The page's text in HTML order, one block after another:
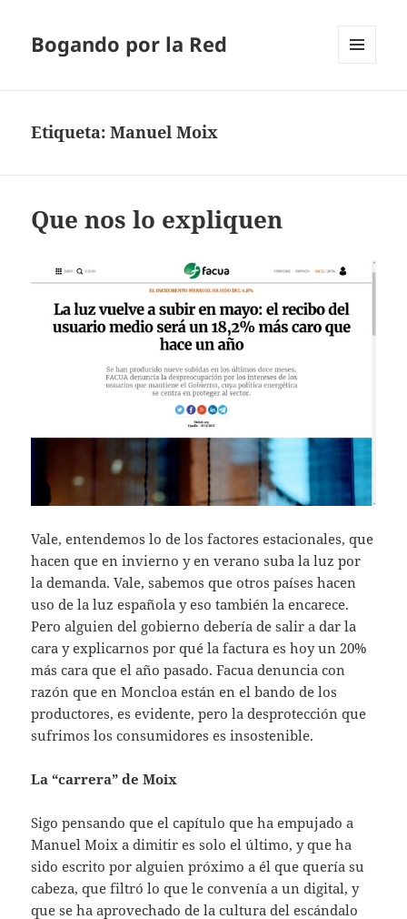
Bogando por la Red
Etiqueta:Manuel Moix
Que nos lo expliquen
Vale, entendemos lo de los factores estacionales, que
hacen que en invierno y en verano suba la luz por
la demanda. Vale, sabemos que otros países hacen
uso de la luz española y eso también la encarece.
Pero alguien del gobierno debería de salir a dar la
cara y explicarnos por qué la factura es hoy un 20%
más cara que el año pasado. Facua denuncia con
razón que en Moncloa están en el bando de los
productores, es evidente, pero la desprotección que
sufrimos los consumidores es insostenible.
La “carrera” de Moix
Sigo pensando que el capítulo que ha empujado a
Manuel Moix a dimitir es solo el último, y que ha
sido escrito por alguien próximo a él que quería su
cabeza, que filtró lo que le convenía a un digital, y
que se ha aprovechado de la cultura del escándalo